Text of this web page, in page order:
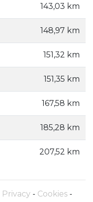
143,03 km
148,97 km
151,32 km
151,35 km
167,58 km
185,28 km
207,52 km
Privacy- Cookies-